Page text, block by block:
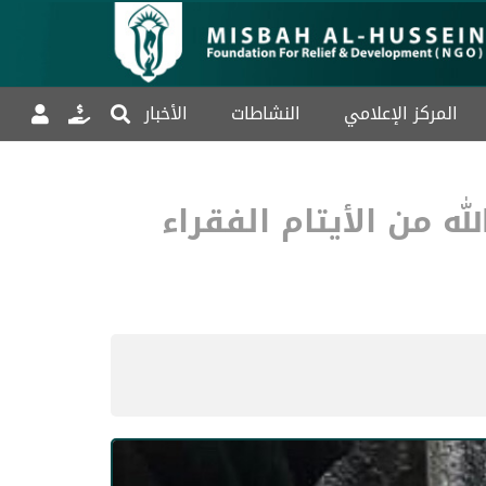
المركز الإعلامي النشاطات الأخبار
من الأيتام الفقراء